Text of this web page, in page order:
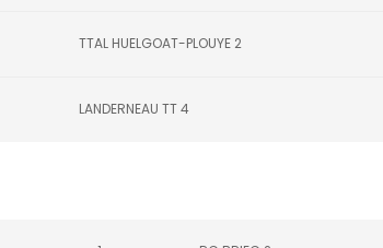
TTAL HUELGOAT-PLOUYE 2
LANDERNEAU TT 4